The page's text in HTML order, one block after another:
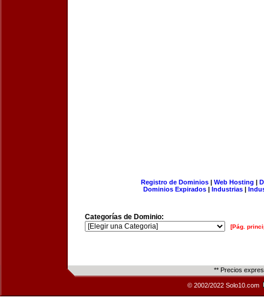
Registro de Dominios| Web Hosting |
Dominios Expirados | Industrias |
Categorías de Dominio:
[Pág.
** Precios
© 2002/2022 Solo10.com